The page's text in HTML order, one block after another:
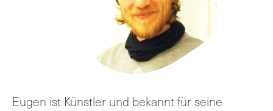
Eugen ist Künstler und bekannt für seine